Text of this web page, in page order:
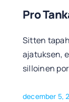
Pro
Sitten
ajatuksen,
silloinen
december 5,